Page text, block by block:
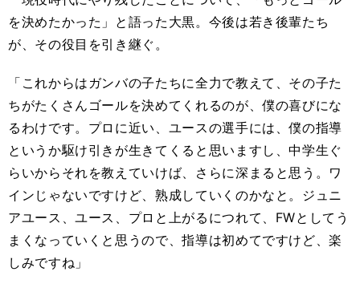
を決めたかった」と語った大黒。今後は若き後輩たち
が、その役目を引き継ぐ。
「これからはガンバの子たちに全力で教えて、その子た
ちがたくさんゴールを決めてくれるのが、僕の喜びにな
るわけです。プロに近い、ユースの選手には、僕の指導
というか駆け引きが生きてくると思いますし、中学生ぐ
らいからそれを教えていけば、さらに深まると思う。ワ
インじゃないですけど、熟成していくのかなと。ジュニ
アユース、ユース、プロと上がるにつれて、FWとしてう
まくなっていくと思うので、指導は初めてですけど、楽
しみですね」